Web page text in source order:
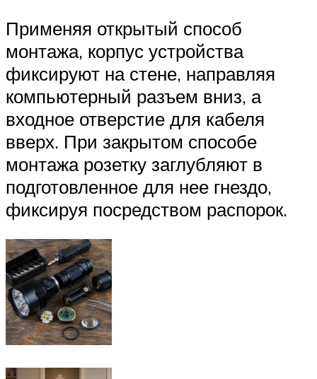
Применяя открытый способ
монтажа, корпус устройства
фиксируют на стене, направляя
компьютерный разъем вниз, а
входное отверстие для кабеля
вверх. При закрытом способе
монтажа розетку заглубляют в
подготовленное для нее гнездо,
фиксируя посредством распорок.